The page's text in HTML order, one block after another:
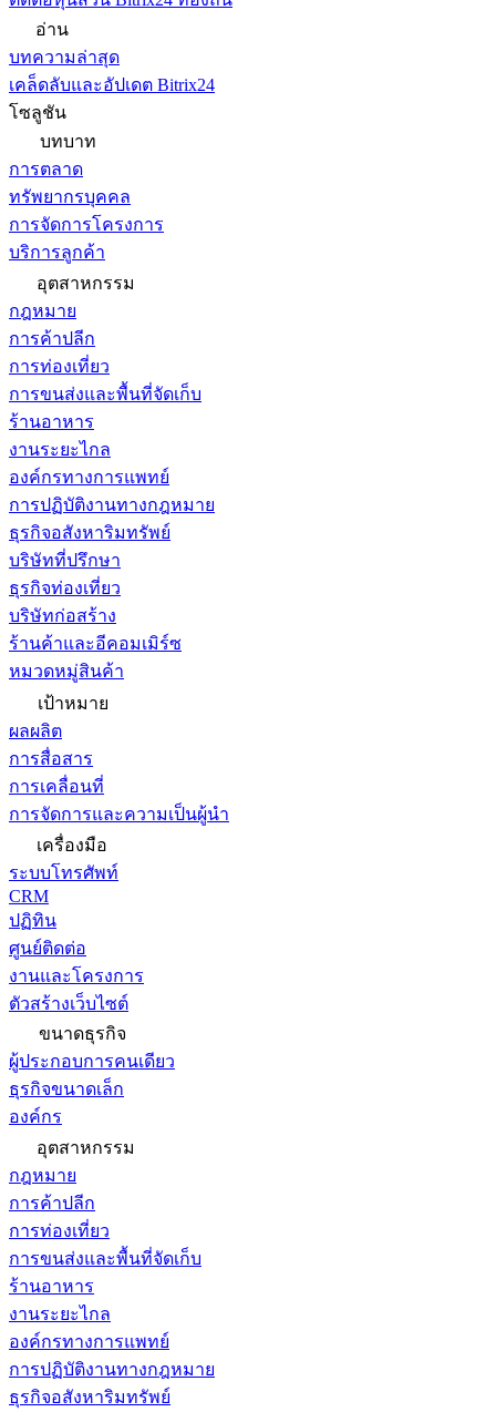
อ่าน
บทความล่าสุด
เคล็ดลับและอัปเดต Bitrix24
โซลูชัน
บทบาท
การตลาด
ทรัพยากรบุคคล
การจัดการโครงการ
บริการลูกค้า
อุตสาหกรรม
กฎหมาย
การค้าปลีก
การท่องเที่ยว
การขนส่งและพื้นที่จัดเก็บ
ร้านอาหาร
งานระยะไกล
องค์กรทางการแพทย์
การปฏิบัติงานทางกฎหมาย
ธุรกิจอสังหาริมทรัพย์
บริษัทที่ปรึกษา
ธุรกิจท่องเที่ยว
บริษัทก่อสร้าง
ร้านค้าและอีคอมเมิร์ซ
หมวดหมู่สินค้า
เป้าหมาย
ผลผลิต
การสื่อสาร
การเคลื่อนที่
การจัดการและความเป็นผู้นำ
เครื่องมือ
ระบบโทรศัพท์
CRM
ปฏิทิน
ศูนย์ติดต่อ
งานและโครงการ
ตัวสร้างเว็บไซต์
ขนาดธุรกิจ
ผู้ประกอบการคนเดียว
ธุรกิจขนาดเล็ก
องค์กร
อุตสาหกรรม
กฎหมาย
การค้าปลีก
การท่องเที่ยว
การขนส่งและพื้นที่จัดเก็บ
ร้านอาหาร
งานระยะไกล
องค์กรทางการแพทย์
การปฏิบัติงานทางกฎหมาย
ธุรกิจอสังหาริมทรัพย์